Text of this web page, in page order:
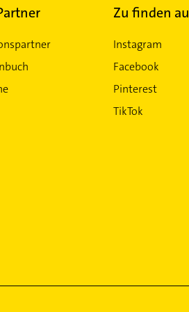
Zu finden
Instagram
Facebook
Pinterest
TikTok